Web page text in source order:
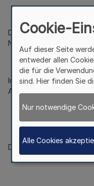
Die Corona-Test- und
November 2021 (GV.
In § 11 Absatz 3 wird die
Absatzbezeichnung „(3)“
Düsseldorf, den 2.
Cookie-
Auf dieser Seite
entweder allen
die für die
sind. Hier finden Sie
Nur notwendige
Alle Cookies